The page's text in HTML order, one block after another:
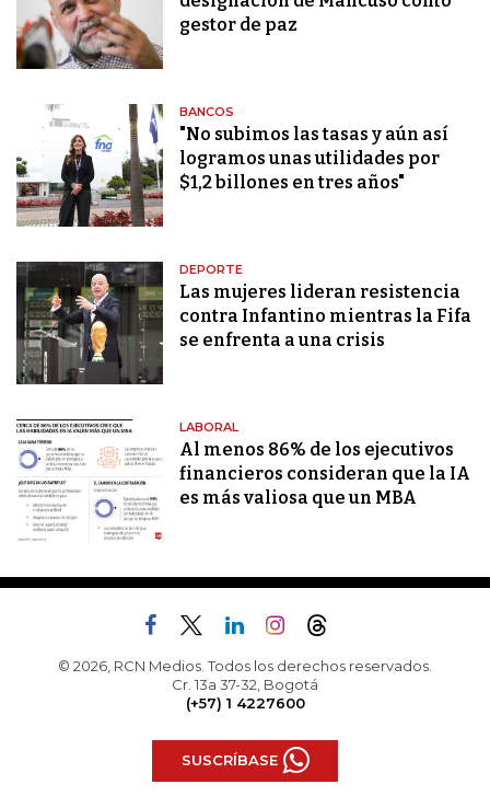
gestor de paz
BANCOS
"No subimos las tasas y aún así
logramos unas utilidades por
$1,2 billones en tres años"
DEPORTE
Las mujeres lideran resistencia
contra Infantino mientras la Fifa
se enfrenta a una crisis
LABORAL
Al menos 86% de los ejecutivos
financieros consideran que la IA
es más valiosa que un MBA
© 2026, RCN Medios. Todos los derechos reservados.
Cr. 13a 37-32, Bogotá
(+57) 1 4227600
SUSCRÍBASE